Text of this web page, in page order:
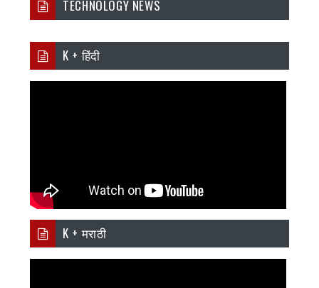
TECHNOLOGY NEWS
K + हिंदी
K + मराठी